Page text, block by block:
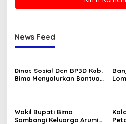
News Feed
Dinas Sosial Dan BPBD Kab.
Bima Menyalurkan Bantuan
Wakil Bupati Bima
Sambangi Keluarga Arumi